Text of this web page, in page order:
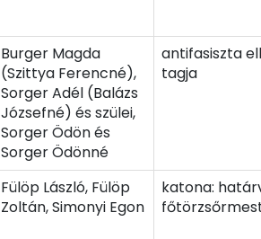
Burger Magda
(Szittya Ferencné),
Sorger Adél (Balázs
Józsefné) és szülei,
Sorger Ödön és
Sorger Ödönné
antifasiszta
tagja
Fülöp László, Fülöp
Zoltán, Simonyi Egon
katona: